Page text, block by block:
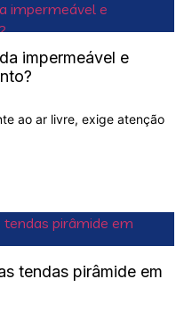
impermeável e
ao ar livre, exige atenção
tendas pirâmide em